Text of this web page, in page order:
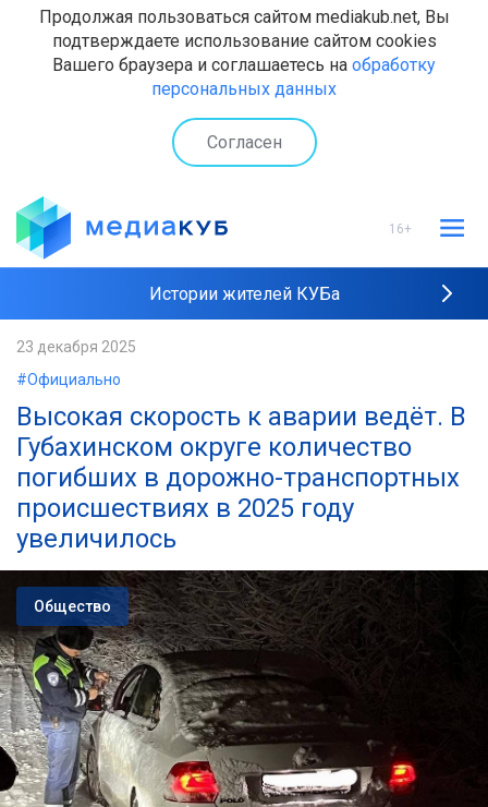
Продолжая пользоваться сайтом mediakub.net, Вы
подтверждаете использование сайтом cookies
Вашего браузера и соглашаетесь на обработку
персональных данных
Согласен
16+
Истории жителей КУБа
23 декабря 2025
#Официально
Высокая скорость к аварии ведёт. В
Губахинском округе количество
погибших в дорожно-транспортных
происшествиях в 2025 году
увеличилось
Общество